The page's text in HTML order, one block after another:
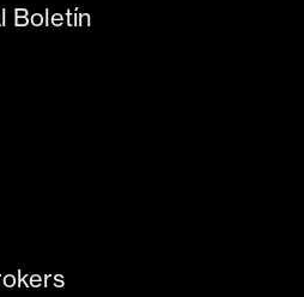
Boletín